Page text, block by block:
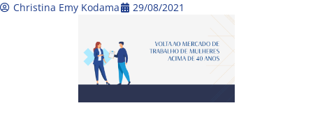
Christina Emy Kodama 29/08/2021